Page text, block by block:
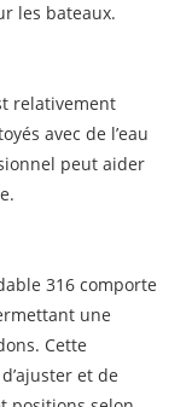
les bateaux.
relativement
avec de l’eau
peut aider
316 comporte
une
Cette
et de